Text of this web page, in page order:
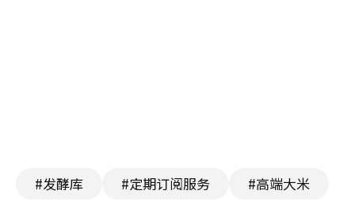
#发酵库 #定期订阅服务 #高端大米